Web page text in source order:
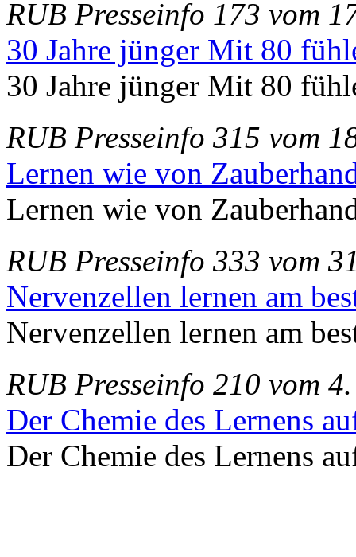
RUB Presseinfo 173 vom
30 Jahre jünger Mit 80
30 Jahre jünger Mit 80
RUB Presseinfo 315 vom
Lernen wie von
Lernen wie von
RUB Presseinfo 333 vom
Nervenzellen lernen am
Nervenzellen lernen am
RUB Presseinfo 210 vom
Der Chemie des Lernens
Der Chemie des Lernens